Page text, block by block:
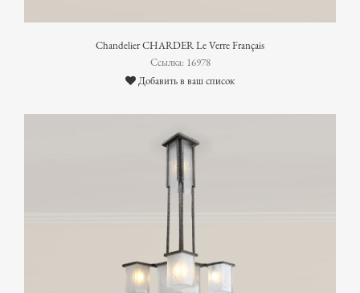
Chandelier CHARDER Le Verre Français
Ссылка: 16978
Добавить в ваш список